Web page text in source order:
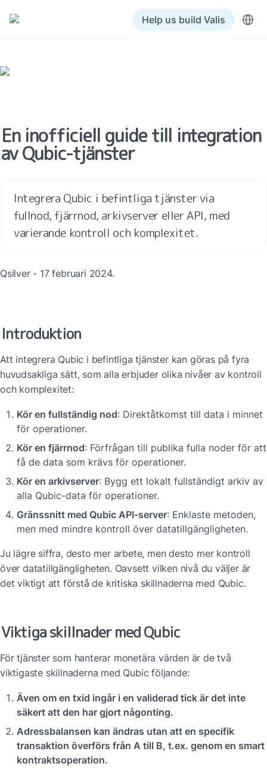
Help us build Valis
En inofficiell guide till integration
av Qubic-tjänster
Integrera Qubic i befintliga tjänster via
fullnod, fjärrnod, arkivserver eller API, med
varierande kontroll och komplexitet.
Qsilver - 17 februari 2024.
Introduktion
Att integrera Qubic i befintliga tjänster kan göras på fyra
huvudsakliga sätt, som alla erbjuder olika nivåer av kontroll
och komplexitet:
Kör en fullständig nod: Direktåtkomst till data i minnet
för operationer.
Kör en fjärrnod: Förfrågan till publika fulla noder för att
få de data som krävs för operationer.
Kör en arkivserver: Bygg ett lokalt fullständigt arkiv av
alla Qubic-data för operationer.
Gränssnitt med Qubic API-server: Enklaste metoden,
men med mindre kontroll över datatillgängligheten.
Ju lägre siffra, desto mer arbete, men desto mer kontroll
över datatillgängligheten. Oavsett vilken nivå du väljer är
det viktigt att förstå de kritiska skillnaderna med Qubic.
Viktiga skillnader med Qubic
För tjänster som hanterar monetära värden är de två
viktigaste skillnaderna med Qubic följande:
Även om en txid ingår i en validerad tick är det inte
säkert att den har gjort någonting.
Adressbalansen kan ändras utan att en specifik
transaktion överförs från A till B, t.ex. genom en smart
kontraktsoperation.